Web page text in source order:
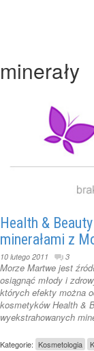
minerały
Health &
minerałami z
10 lutego 2011 3
Morze Martwe jest
osiągnąć młody i
których efekty można
kosmetyków Health &
wyekstrahowanych
Kategorie: Kosmetologia